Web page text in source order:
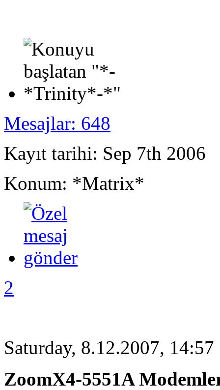
Mesajlar: 648
Kayıt tarihi: Sep 7th 2006
Konum: *Matrix*
2
Saturday, 8.12.2007, 14:57
ZoomX4-5551A